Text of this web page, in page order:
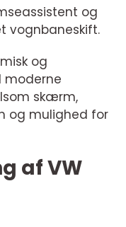
og
vognbaneskift.
og
moderne
skærm,
og mulighed for
af VW